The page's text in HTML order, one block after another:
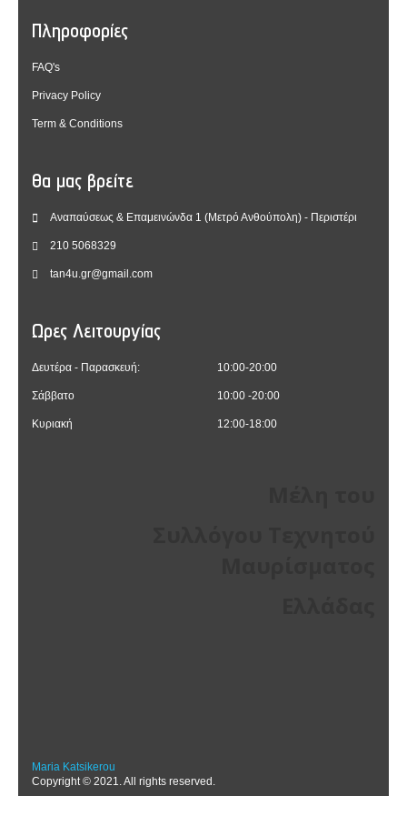
Πληροφορίες
FAQ's
Privacy Policy
Term & Conditions
Θα μας βρείτε
Αναπαύσεως & Επαμεινώνδα 1 (Μετρό Ανθούπολη) - Περιστέρι
210 5068329
tan4u.gr@gmail.com
Ωρες Λειτουργίας
Δευτέρα - Παρασκευή:
Σάββατο
Κυριακή
10:00-20:00
10:00 -20:00
12:00-18:00
Maria Katsikerou
Copyright © 2021. All rights reserved.